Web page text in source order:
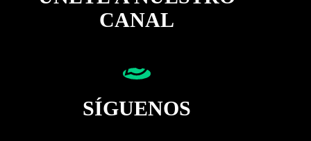
CANAL
SÍGUENOS